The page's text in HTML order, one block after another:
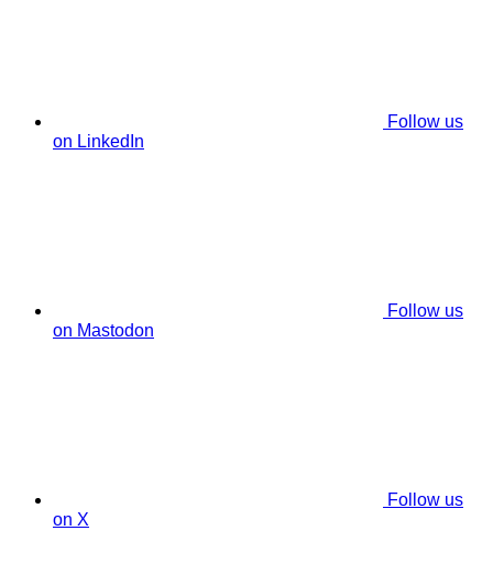
Follow us
on LinkedIn
Follow us
on Mastodon
Follow us
on X